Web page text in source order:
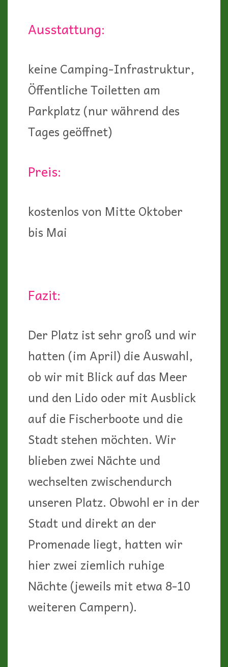
Ausstattung:
keine Camping-Infrastruktur,
Öffentliche Toiletten am
Parkplatz (nur während des
Tages geöffnet)
Preis:
kostenlos von Mitte Oktober
bis Mai
Fazit:
Der Platz ist sehr groß und wir
hatten (im April) die Auswahl,
ob wir mit Blick auf das Meer
und den Lido oder mit Ausblick
auf die Fischerboote und die
Stadt stehen möchten. Wir
blieben zwei Nächte und
wechselten zwischendurch
unseren Platz. Obwohl er in der
Stadt und direkt an der
Promenade liegt, hatten wir
hier zwei ziemlich ruhige
Nächte (jeweils mit etwa 8-10
weiteren Campern).